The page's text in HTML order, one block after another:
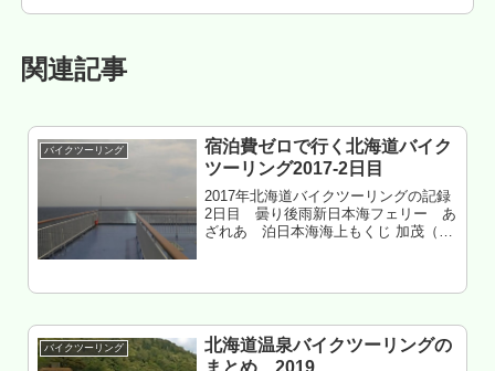
関連記事
バイクツーリング
宿泊費ゼロで行く北海道バイク
ツーリング2017-2日目
2017年北海道バイクツーリングの記録
2日目 曇り後雨新日本海フェリー あ
ざれあ 泊日本海海上もくじ 加茂（の
バイクツーリング
北海道温泉バイクツーリングの
まとめ 2019